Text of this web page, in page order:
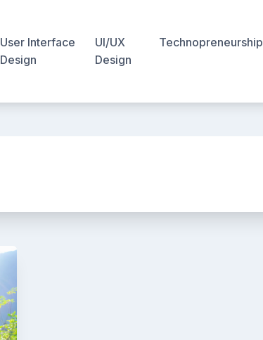
User Interface
Design
UI/UX
Design
Technopreneurship